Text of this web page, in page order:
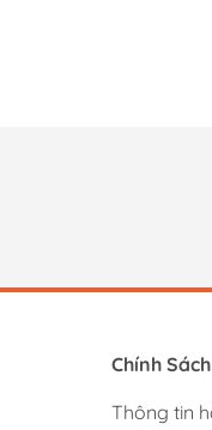
Chính
Thông tin